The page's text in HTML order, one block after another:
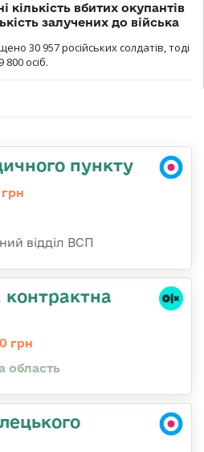
кількість вбитих окупантів
залучених до війська
30 957 російських солдатів, тоді
осіб.
пункту
відділ ВСП
контрактна
грн
область